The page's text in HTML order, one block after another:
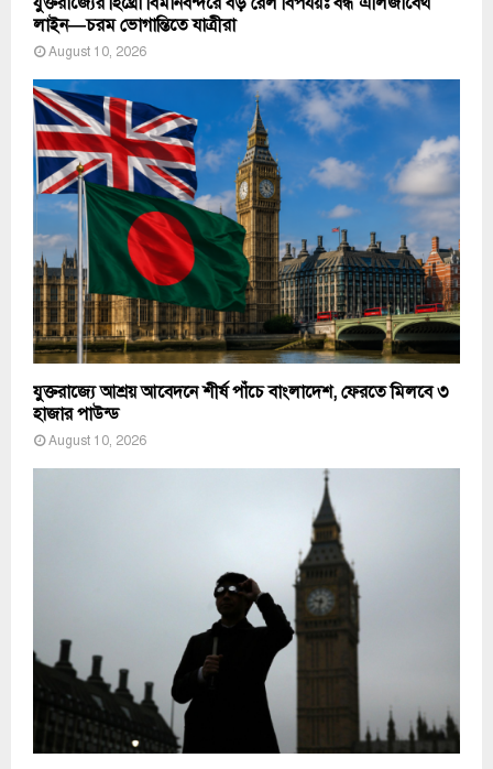
লাইন—চরম ভোগান্তিতে যাত্রীরা
August 10, 2026
যুক্তরাজ্যে আশ্রয় আবেদনে শীর্ষ পাঁচে বাংলাদেশ, ফেরতে মিলবে ৩
হাজার পাউন্ড
August 10, 2026